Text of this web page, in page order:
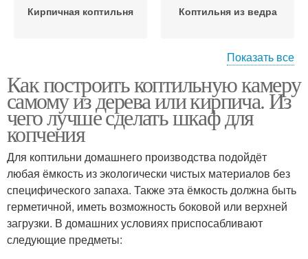
Кирпичная коптильня Коптильня из ведра
листового металла
медицинского бикса
Показать все
Как построить коптильную камеру
самому из дерева или кирпича. Из
чего лучше сделать шкаф для
копчения
Для коптильни домашнего производства подойдёт
любая ёмкость из экологически чистых материалов без
специфического запаха. Также эта ёмкость должна быть
герметичной, иметь возможность боковой или верхней
загрузки. В домашних условиях приспосабливают
следующие предметы: